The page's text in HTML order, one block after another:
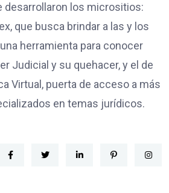
desarrollaron los micrositios:
que busca brindar a las y los
herramienta para conocer
Judicial y su quehacer, y el de
Virtual, puerta de acceso a más
en temas jurídicos.